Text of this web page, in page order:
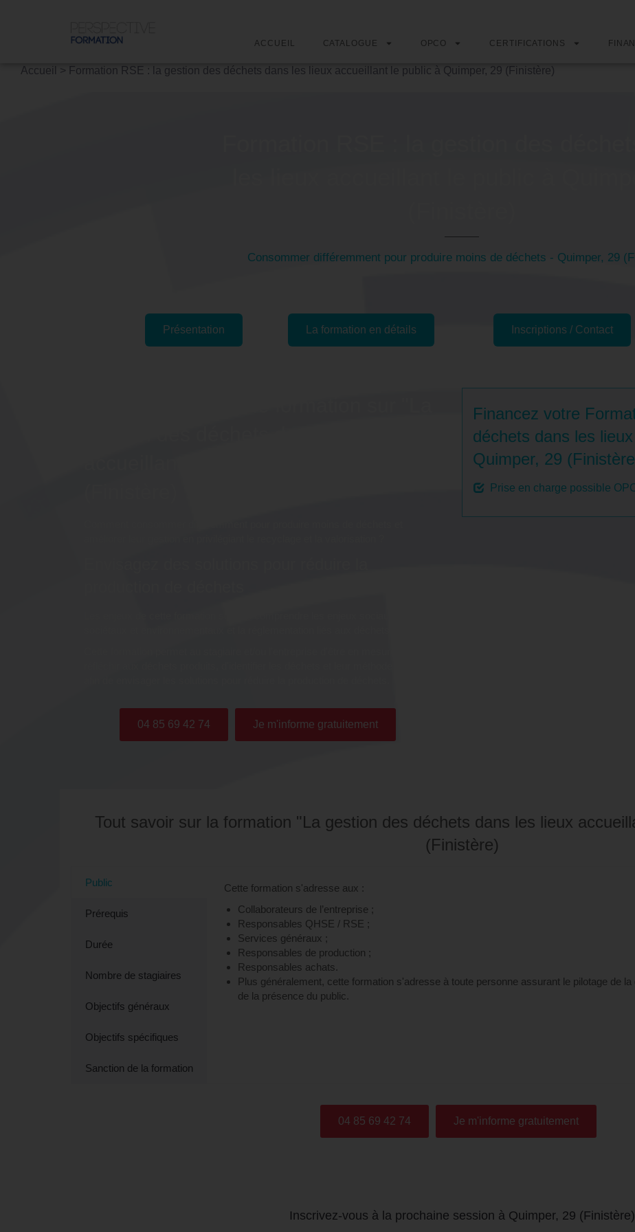
ACCUEIL CATALOGUE OPCO CERTIFICATIONS
Accueil > Formation RSE : la gestion des déchets dans les lieux accueillant le public à Quimper, 29 (Finistère)
Consommer différemment pour produire moins de déchets - Quimper, 29
Présentation La formation en détails Inscriptions / Contact
04 85 69 42 74 Je m'informe gratuitement
Financez votre
déchets dans les
Quimper, 29
Prise en charge possible
Tout savoir sur la formation "La gestion des déchets dans les lieux
(Finistère)
Public
Prérequis
Durée
Nombre de stagiaires
Objectifs généraux
Objectifs spécifiques
Sanction de la formation
Cette formation s'adresse aux :
Collaborateurs de l’entreprise ;
Responsables QHSE / RSE ;
Services généraux ;
Responsables de production ;
Responsables achats.
Plus généralement, cette formation s'adresse à toute personne assurant le pilotage de
de la présence du public.
04 85 69 42 74 Je m'informe gratuitement
Inscrivez-vous à la prochaine session à Quimper, 29 (Finistère)